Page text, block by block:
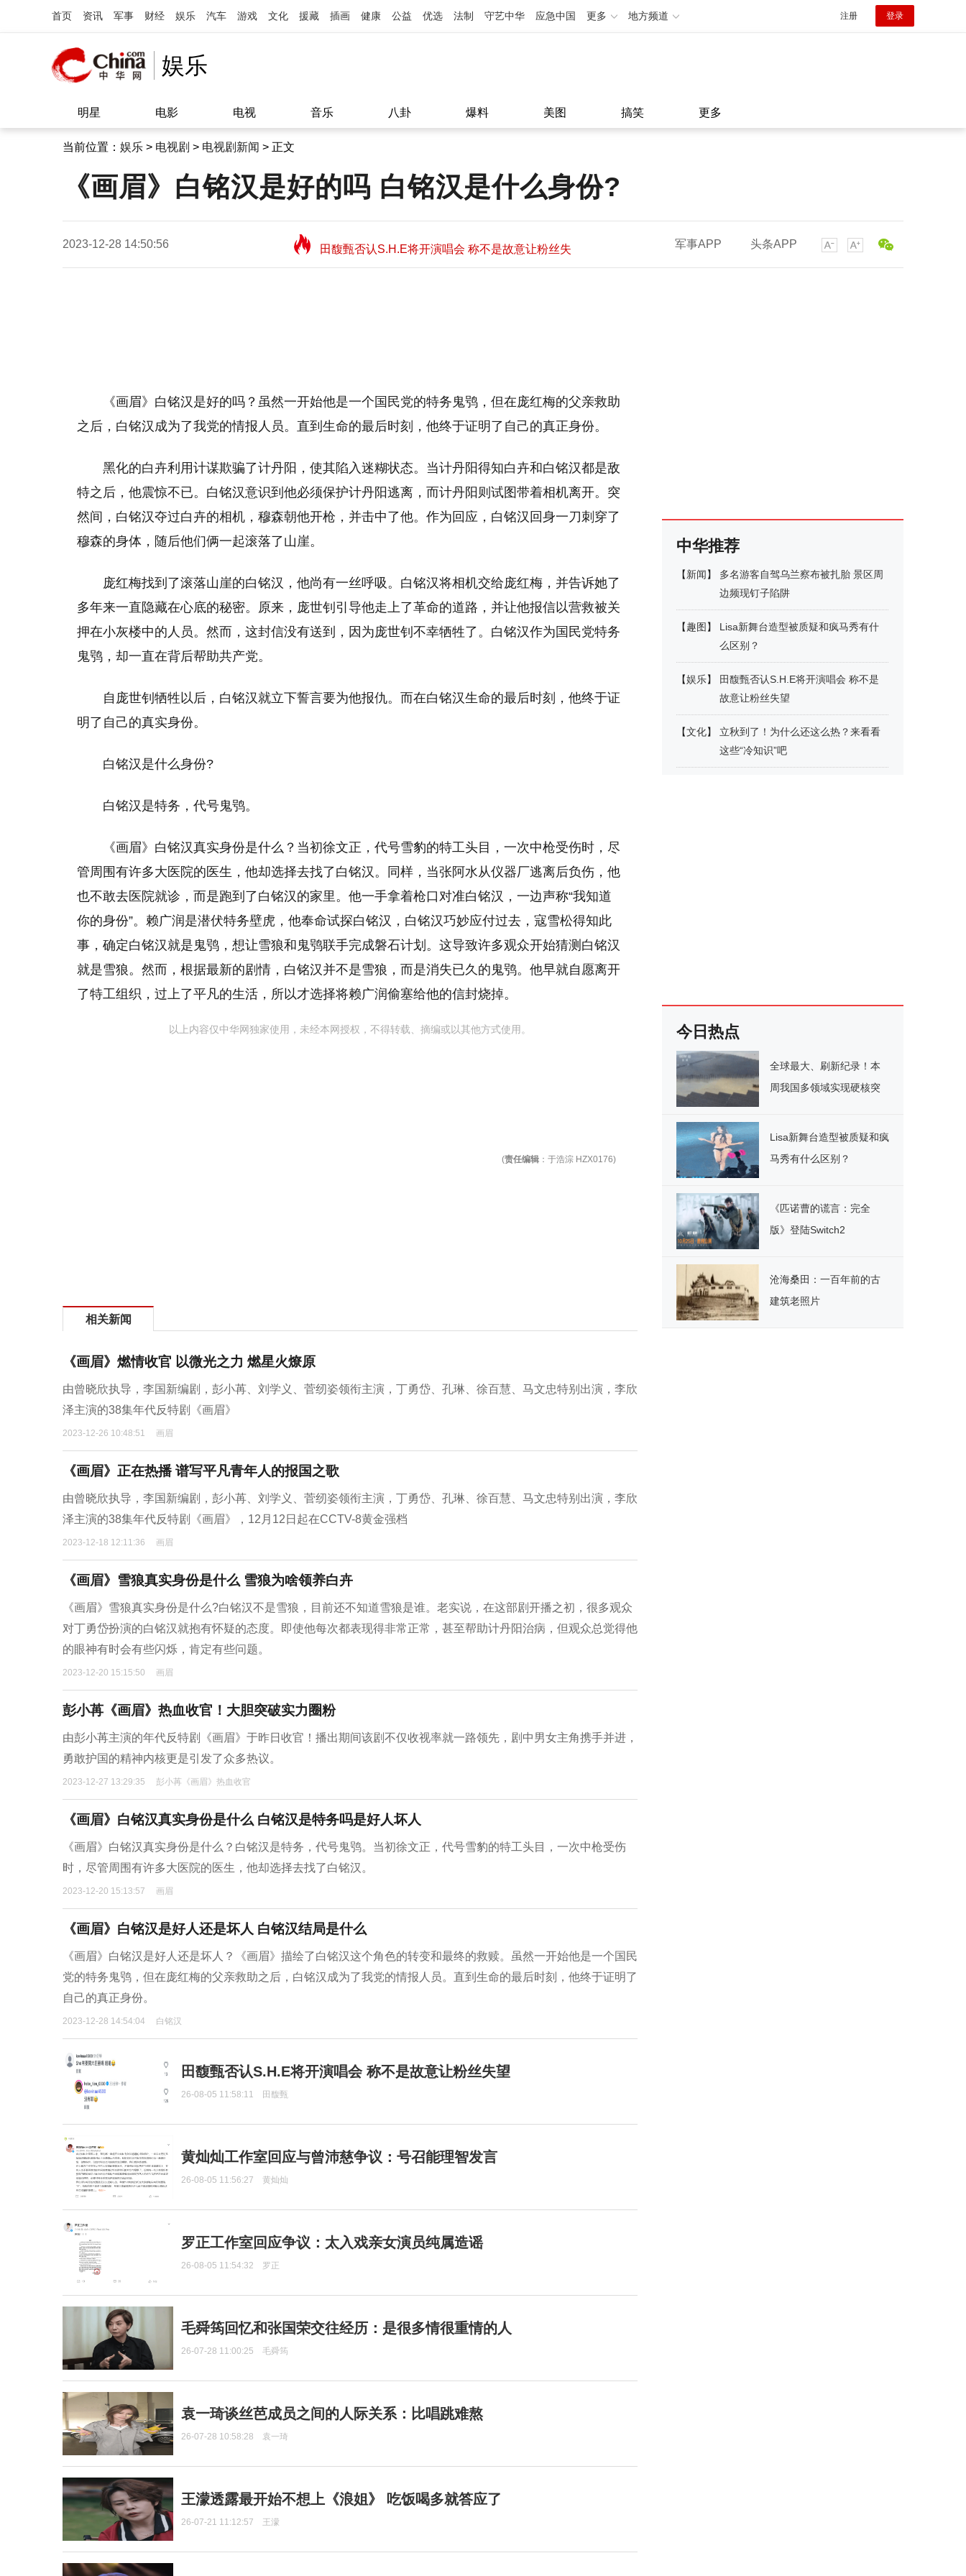
首页 资讯 军事 财经 娱乐 汽车 游戏 文化 援藏 插画 健康 公益 优选 法制 守艺中华 应急中国 更多 地方频道 注册 登录
娱乐
明星 电影 电视 音乐 八卦 爆料 美图 搞笑 更多
当前位置： 娱乐 > 电视剧 > 电视剧新闻 > 正文
《画眉》白铭汉是好的吗 白铭汉是什么身份?
2023-12-28 14:50:56
田馥甄否认S.H.E将开演唱会 称不是故意让粉丝失
望11:08
田馥甄否认S.H.E将开演唱会 称不是故意让粉丝失
军事APP 头条APP
《画眉》白铭汉是好的吗？虽然一开始他是一个国民党的特务鬼鸮，但在庞红梅的父亲救助
之后，白铭汉成为了我党的情报人员。直到生命的最后时刻，他终于证明了自己的真正身份。
黑化的白卉利用计谋欺骗了计丹阳，使其陷入迷糊状态。当计丹阳得知白卉和白铭汉都是敌
特之后，他震惊不已。白铭汉意识到他必须保护计丹阳逃离，而计丹阳则试图带着相机离开。突
然间，白铭汉夺过白卉的相机，穆森朝他开枪，并击中了他。作为回应，白铭汉回身一刀刺穿了
穆森的身体，随后他们俩一起滚落了山崖。
庞红梅找到了滚落山崖的白铭汉，他尚有一丝呼吸。白铭汉将相机交给庞红梅，并告诉她了
多年来一直隐藏在心底的秘密。原来，庞世钊引导他走上了革命的道路，并让他报信以营救被关
押在小灰楼中的人员。然而，这封信没有送到，因为庞世钊不幸牺牲了。白铭汉作为国民党特务
鬼鸮，却一直在背后帮助共产党。
自庞世钊牺牲以后，白铭汉就立下誓言要为他报仇。而在白铭汉生命的最后时刻，他终于证
明了自己的真实身份。
白铭汉是什么身份?
白铭汉是特务，代号鬼鸮。
《画眉》白铭汉真实身份是什么？当初徐文正，代号雪豹的特工头目，一次中枪受伤时，尽
管周围有许多大医院的医生，他却选择去找了白铭汉。同样，当张阿水从仪器厂逃离后负伤，他
也不敢去医院就诊，而是跑到了白铭汉的家里。他一手拿着枪口对准白铭汉，一边声称“我知道
你的身份”。赖广润是潜伏特务壁虎，他奉命试探白铭汉，白铭汉巧妙应付过去，寇雪松得知此
事，确定白铭汉就是鬼鸮，想让雪狼和鬼鸮联手完成磐石计划。这导致许多观众开始猜测白铭汉
就是雪狼。然而，根据最新的剧情，白铭汉并不是雪狼，而是消失已久的鬼鸮。他早就自愿离开
了特工组织，过上了平凡的生活，所以才选择将赖广润偷塞给他的信封烧掉。
以上内容仅中华网独家使用，未经本网授权，不得转载、摘编或以其他方式使用。
(责任编辑 ：于浩淙 HZX0176)
相关新闻
《画眉》燃情收官 以微光之力 燃星火燎原
由曾晓欣执导，李国新编剧，彭小苒、刘学义、菅纫姿领衔主演，丁勇岱、孔琳、徐百慧、马文忠特别出演，李欣
泽主演的38集年代反特剧《画眉》
2023-12-26 10:48:51 画眉
《画眉》正在热播 谱写平凡青年人的报国之歌
由曾晓欣执导，李国新编剧，彭小苒、刘学义、菅纫姿领衔主演，丁勇岱、孔琳、徐百慧、马文忠特别出演，李欣
泽主演的38集年代反特剧《画眉》，12月12日起在CCTV-8黄金强档
2023-12-18 12:11:36 画眉
《画眉》雪狼真实身份是什么 雪狼为啥领养白卉
《画眉》雪狼真实身份是什么?白铭汉不是雪狼，目前还不知道雪狼是谁。老实说，在这部剧开播之初，很多观众
对丁勇岱扮演的白铭汉就抱有怀疑的态度。即使他每次都表现得非常正常，甚至帮助计丹阳治病，但观众总觉得他
的眼神有时会有些闪烁，肯定有些问题。
2023-12-20 15:15:50 画眉
彭小苒《画眉》热血收官！大胆突破实力圈粉
由彭小苒主演的年代反特剧《画眉》于昨日收官！播出期间该剧不仅收视率就一路领先，剧中男女主角携手并进，
勇敢护国的精神内核更是引发了众多热议。
2023-12-27 13:29:35 彭小苒《画眉》热血收官
《画眉》白铭汉真实身份是什么 白铭汉是特务吗是好人坏人
《画眉》白铭汉真实身份是什么？白铭汉是特务，代号鬼鸮。当初徐文正，代号雪豹的特工头目，一次中枪受伤
时，尽管周围有许多大医院的医生，他却选择去找了白铭汉。
2023-12-20 15:13:57 画眉
《画眉》白铭汉是好人还是坏人 白铭汉结局是什么
《画眉》白铭汉是好人还是坏人？《画眉》描绘了白铭汉这个角色的转变和最终的救赎。虽然一开始他是一个国民
党的特务鬼鸮，但在庞红梅的父亲救助之后，白铭汉成为了我党的情报人员。直到生命的最后时刻，他终于证明了
自己的真正身份。
2023-12-28 14:54:04 白铭汉
田馥甄否认S.H.E将开演唱会 称不是故意让粉丝失望
26-08-05 11:58:11 田馥甄
黄灿灿工作室回应与曾沛慈争议：号召能理智发言
26-08-05 11:56:27 黄灿灿
罗正工作室回应争议：太入戏亲女演员纯属造谣
26-08-05 11:54:32 罗正
毛舜筠回忆和张国荣交往经历：是很多情很重情的人
26-07-28 11:00:25 毛舜筠
袁一琦谈丝芭成员之间的人际关系：比唱跳难熬
26-07-28 10:58:28 袁一琦
王濛透露最开始不想上《浪姐》 吃饭喝多就答应了
26-07-21 11:12:57 王濛
中华推荐
【新闻】
多名游客自驾乌兰察布被扎胎 景区周
边频现钉子陷阱
【趣图 】
Lisa新舞台造型被质疑和疯马秀有什
么区别？
【娱乐】
田馥甄否认S.H.E将开演唱会 称不是
故意让粉丝失望
【文化】
立秋到了！为什么还这么热？来看看
这些“冷知识”吧
今日热点
全球最大、刷新纪录！本
周我国多领域实现硬核突
Lisa新舞台造型被质疑和疯
马秀有什么区别？
《匹诺曹的谎言：完全
版》登陆Switch2
沧海桑田：一百年前的古
建筑老照片